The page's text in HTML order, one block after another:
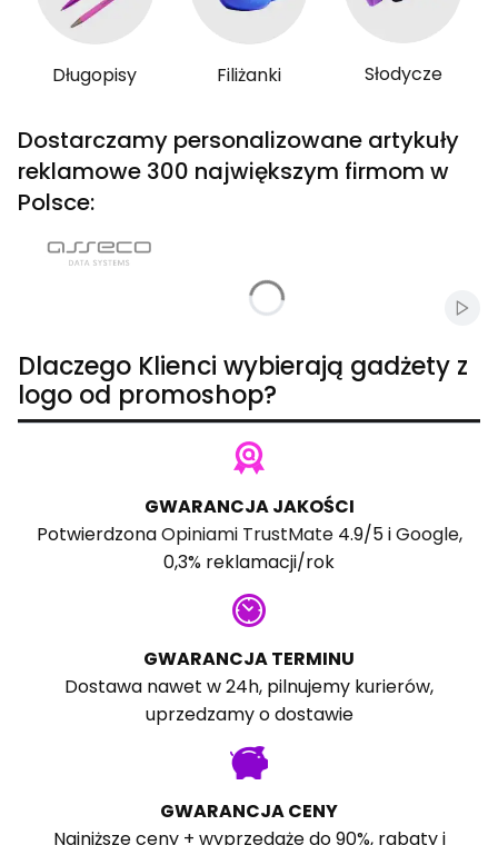
Długopisy Filiżanki Słodycze
Dostarczamy personalizowane artykuły
reklamowe 300 największym firmom w
Polsce:
Dlaczego Klienci wybierają gadżety z
logo od promoshop?
GWARANCJA JAKOŚCI
PotwierdzonaOpiniami TrustMate4.9/5 iGoogle,
0,3% reklamacji/rok
GWARANCJA TERMINU
Dostawa nawet w 24h, pilnujemy kurierów,
uprzedzamy o dostawie
GWARANCJA CENY
Najniższe ceny + wyprzedaże do 90%, rabaty i